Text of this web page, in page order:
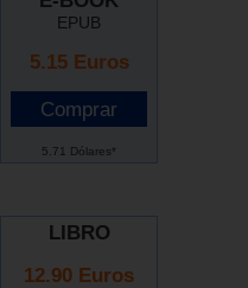
EPUB
5.15 Euros
5.71 Dólares*
LIBRO
12.90 Euros